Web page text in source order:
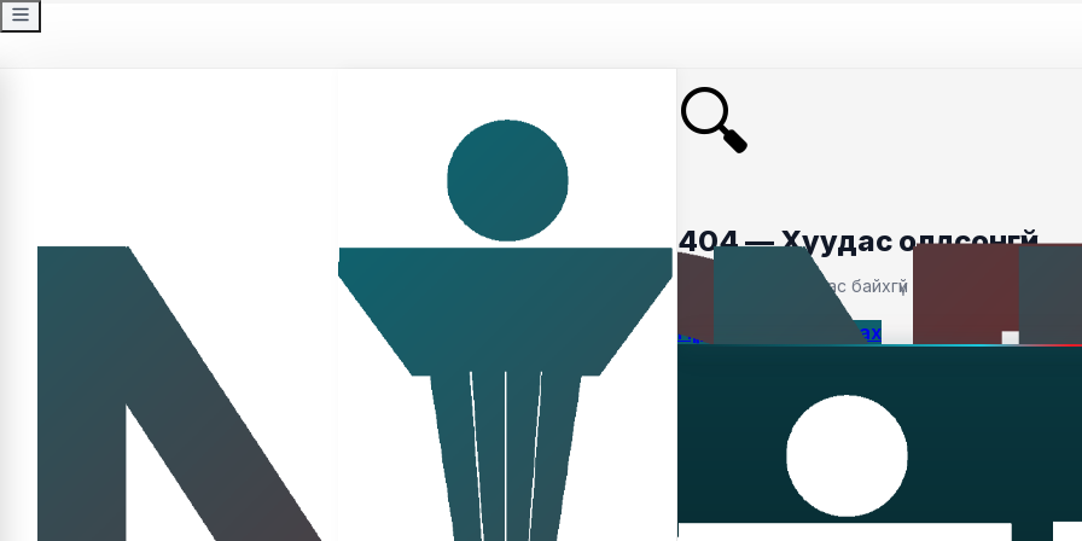
🔍
404 — Хуудас олдсонгүй
Таны хайсан хуудас байхгүй байна.
Нүүр хуудас руу буцах